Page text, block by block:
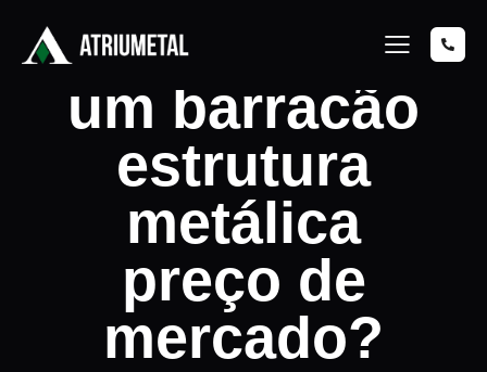
Como erguer
um barracão
estrutura
metálica
preço de
mercado?